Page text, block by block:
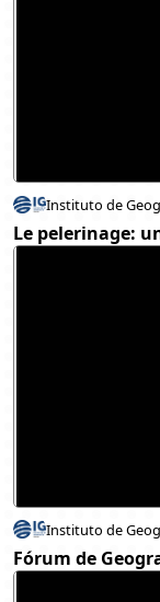
Instituto de
Le pelerinage:
Instituto de
Fórum de